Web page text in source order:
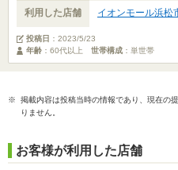
利用した店舗 イオンモール浜松
投稿日 ： 2023/5/23
年齢 ：60代以上 世帯構成 ：単世帯
※ 掲載内容は投稿当時の情報であり、現在の
りません。
お客様が利用した店舗